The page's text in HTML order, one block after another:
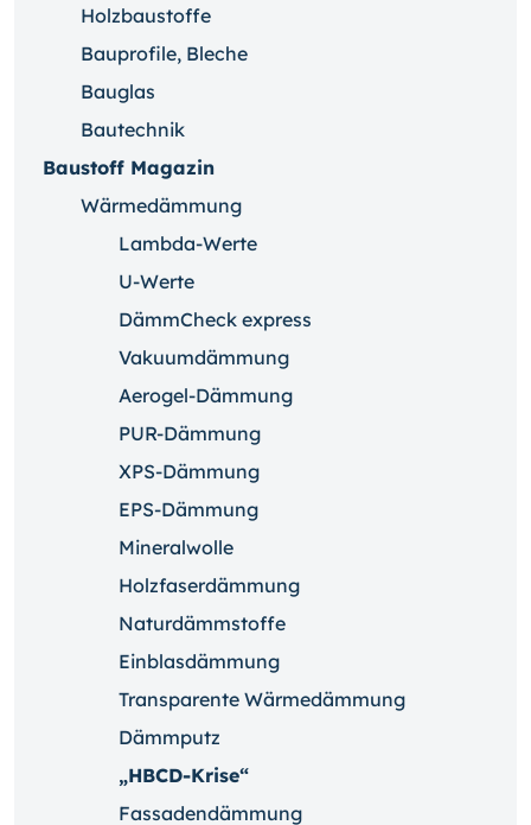
Holzbaustoffe
Bauprofile, Bleche
Bauglas
Bautechnik
Baustoff Magazin
Wärmedämmung
Lambda-Werte
U-Werte
DämmCheck express
Vakuumdämmung
Aerogel-Dämmung
PUR-Dämmung
XPS-Dämmung
EPS-Dämmung
Mineralwolle
Holzfaserdämmung
Naturdämmstoffe
Einblasdämmung
Transparente Wärmedämmung
Dämmputz
„HBCD-Krise“
Fassadendämmung